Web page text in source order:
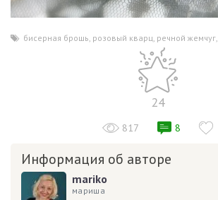
бисерная брошь, розовый кварц, речной жемчуг,
24
817 8
Информация об авторе
mariko
мариша